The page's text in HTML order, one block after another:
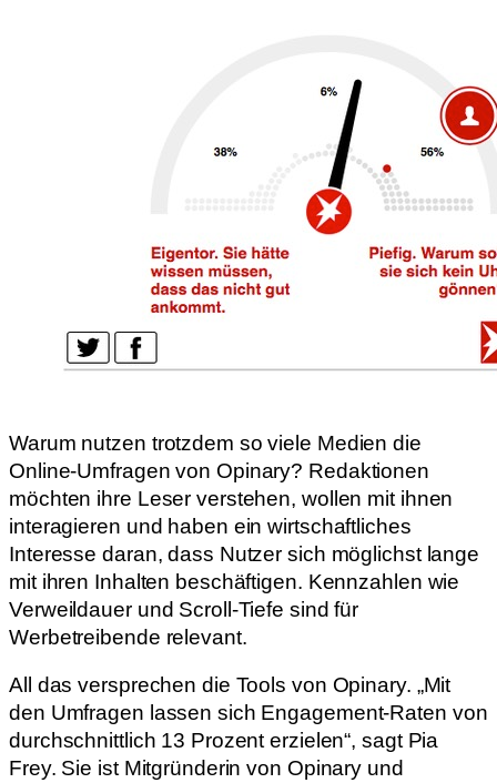
Warum nutzen trotzdem so viele Medien die
Online-Umfragen von Opinary? Redaktionen
möchten ihre Leser verstehen, wollen mit ihnen
interagieren und haben ein wirtschaftliches
Interesse daran, dass Nutzer sich möglichst lange
mit ihren Inhalten beschäftigen. Kennzahlen wie
Verweildauer und Scroll-Tiefe sind für
Werbetreibende relevant.
All das versprechen die Tools von Opinary. „Mit
den Umfragen lassen sich Engagement-Raten von
durchschnittlich 13 Prozent erzielen“, sagt Pia
Frey. Sie ist Mitgründerin von Opinary und